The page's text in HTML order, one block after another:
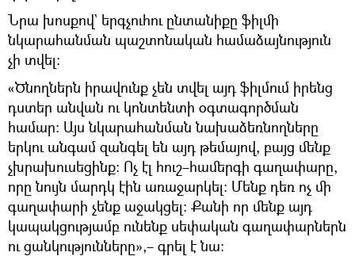
Նրա խոսքով` երգչուհու ընտանիքը ֆիլմի
նկարահանման պաշտոնական համաձայնություն
չի տվել։
«Ծնողներն իրավունք չեն տվել այդ ֆիլմում իրենց
դստեր անվան ու կոնտենտի օգտագործման
համար։ Այս նկարահանման նախաձեռնողները
երկու անգամ զանգել են այդ թեմայով, բայց մենք
չխրախուսեցինք։ Ոչ էլ հուշ–համերգի գաղափարը,
որը նույն մարդկ էին առաջարկել։ Մենք դեռ ոչ մի
գաղափարի չենք աջակցել։ Քանի որ մենք այդ
կապակցությամբ ունենք սեփական գաղափարներն
ու ցանկությունները»,– գրել է նա։